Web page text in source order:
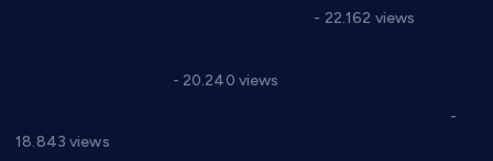
- 22.162 views
- 20.240 views
-
18.843 views